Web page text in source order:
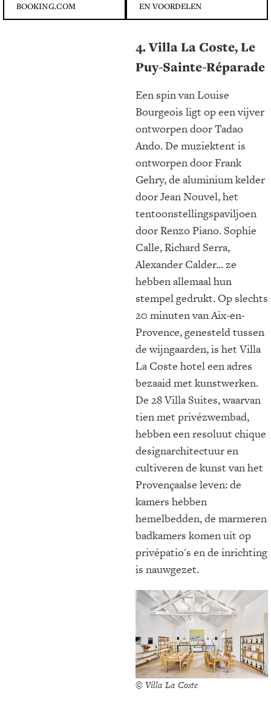
BOOKING.COM
EN VOORDELEN
4. Villa La Coste, Le
Puy-Sainte-Réparade
Een spin van Louise
Bourgeois ligt op een vijver
ontworpen door Tadao
Ando. De muziektent is
ontworpen door Frank
Gehry, de aluminium kelder
door Jean Nouvel, het
tentoonstellingspaviljoen
door Renzo Piano. Sophie
Calle, Richard Serra,
Alexander Calder... ze
hebben allemaal hun
stempel gedrukt. Op slechts
20 minuten van Aix-en-
Provence, genesteld tussen
de wijngaarden, is het Villa
La Coste hotel een adres
bezaaid met kunstwerken.
De 28 Villa Suites, waarvan
tien met privézwembad,
hebben een resoluut chique
designarchitectuur en
cultiveren de kunst van het
Provençaalse leven: de
kamers hebben
hemelbedden, de marmeren
badkamers komen uit op
privépatio's en de inrichting
is nauwgezet.
© Villa La Coste